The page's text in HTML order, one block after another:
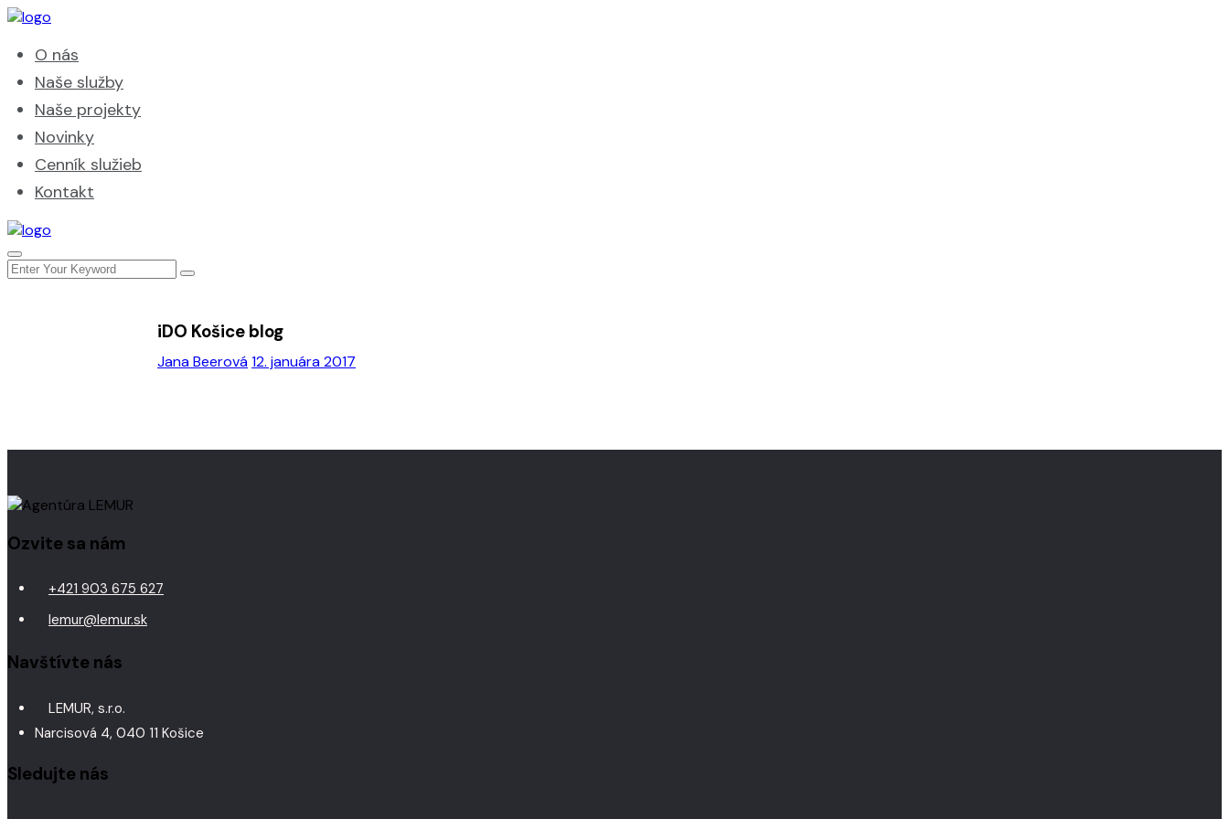
O nás
Naše služby
Naše projekty
Novinky
Cenník služieb
Kontakt
Jana Beerová12. januára 2017
iDO Košice blog
Ozvite sa nám
+421 903 675 627
lemur@lemur.sk
Navštívte nás
LEMUR, s.r.o.
Narcisová 4, 040 11 Košice
Sledujte nás